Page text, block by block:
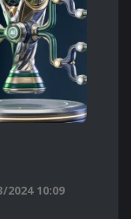
2024 10:09